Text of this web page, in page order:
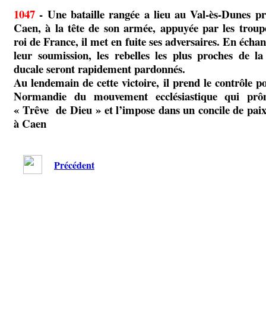
1047 - Une bataille rangée a lieu au Val-ès-Dunes
Caen, à la tête de son armée, appuyée par les
roi de France, il met en fuite ses adversaires. En
leur soumission, les rebelles les plus proches de
ducale seront rapidement pardonnés.
Au lendemain de cette victoire, il prend le contrôle
Normandie du mouvement ecclésiastique qui
« Trêve de Dieu » et l’impose dans un concile de
à Caen
Précédent